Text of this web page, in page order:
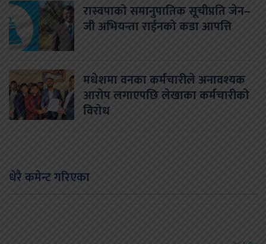
रास्वपाको समानुपातिक सूचीप्रति जेन–
जी अभियन्ता राईनको कडा आपत्ति
मधेशमा वनका कर्मचारीले अनावश्यक
आरोप लगाएपछि लेखाका कर्मचारीको
विरोध
धेरै कमेन्ट गरिएका